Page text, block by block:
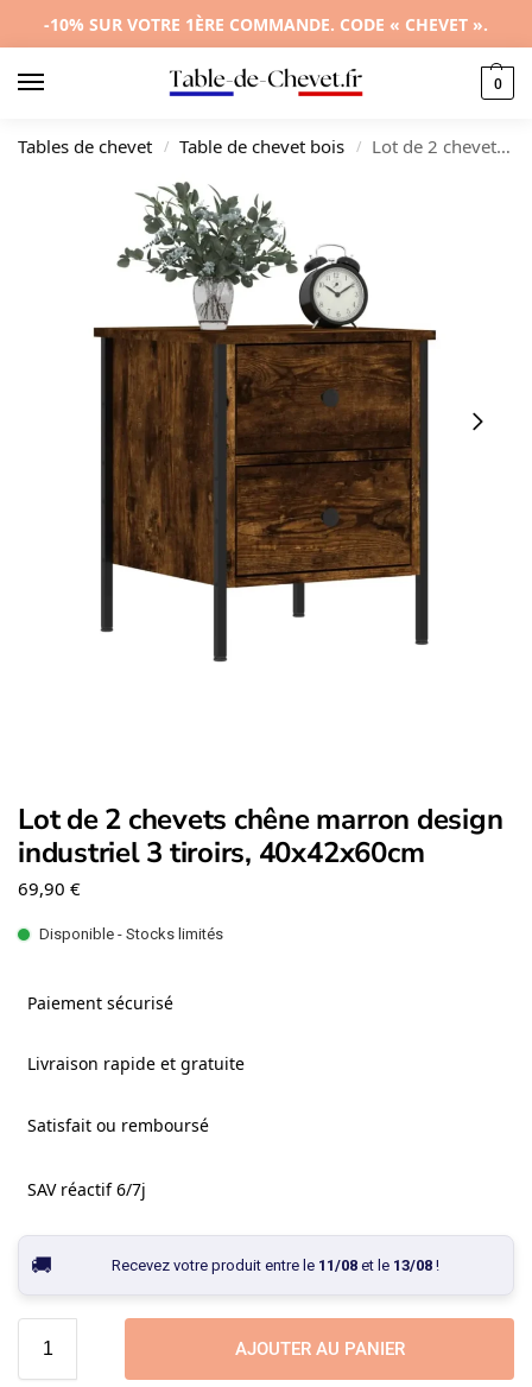
-10% SUR VOTRE 1ÈRE COMMANDE. CODE « CHEVET ».
0
Tables de chevet / Table de chevet bois / Lot de 2 chevets chêne marron design industriel 3 tiroirs, 40x42x60cm
Lot de 2 chevets chêne marron design
industriel 3 tiroirs, 40x42x60cm
69,90 €
Disponible - Stocks limités
Paiement sécurisé
Livraison rapide et gratuite
Satisfait ou remboursé
SAV réactif 6/7j
Recevez votre produit entre le 11/08et le 13/08!
AJOUTER AU PANIER